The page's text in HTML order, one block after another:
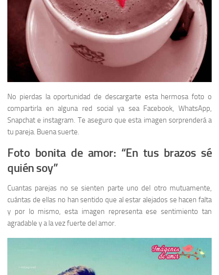
No pierdas la oportunidad de descargarte esta hermosa foto o
compartirla en alguna red social ya sea Facebook, WhatsApp,
Snapchat e instagram. Te aseguro que esta imagen sorprenderá a
tu pareja. Buena suerte.
Foto bonita de amor: “En tus brazos sé
quién soy”
Cuantas parejas no se sienten parte uno del otro mutuamente,
cuántas de ellas no han sentido que al estar alejados se hacen falta
y por lo mismo, esta imagen representa ese sentimiento tan
agradable y a la vez fuerte del amor.